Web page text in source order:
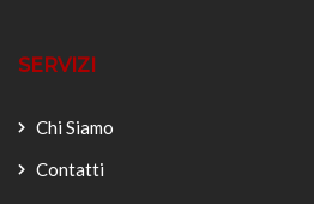
SERVIZI
Chi Siamo
Contatti